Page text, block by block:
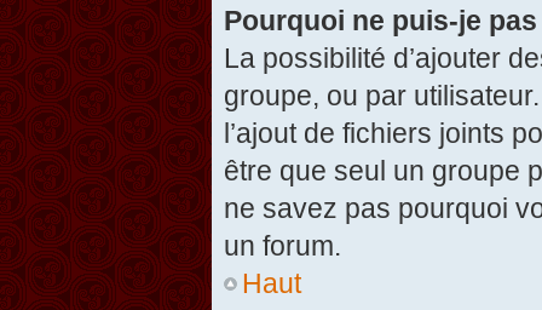
Pourquoi ne puis-je
La possibilité d’ajouter
groupe, ou par
l’ajout de fichiers joints
être que seul un groupe
ne savez pas pourquoi
un forum.
Haut